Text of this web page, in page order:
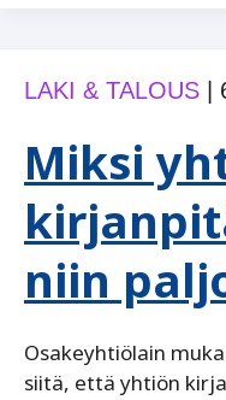
Kuluttajat
yrityksiltä
vaivattomia
ratkaisuja
LAKI & TALOUS
Miksi
niin
Osakeyhtiölain
siitä, että yhtiön